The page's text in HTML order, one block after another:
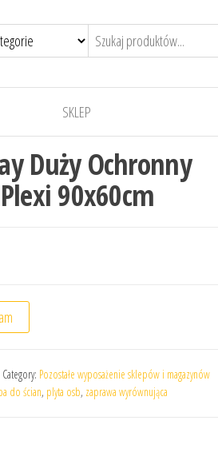
SKLEP
Duży Ochronny
90x60cm
Category: Pozostałe wyposażenie sklepów i magazynów
do ścian, plyta osb, zaprawa wyrównująca